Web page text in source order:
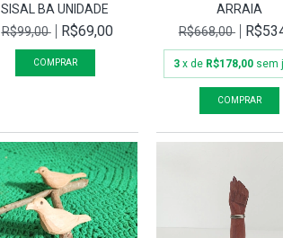
SISAL BA UNIDADE
R$99,00
R$69,00
ARRAIA
R$668,00
3 x de R$178,00 sem